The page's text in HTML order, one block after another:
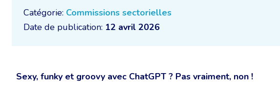
Catégorie: Commissions sectorielles
Date de publication: 12 avril 2026
Sexy, funky et groovy avec ChatGPT ? Pas vraiment, non !